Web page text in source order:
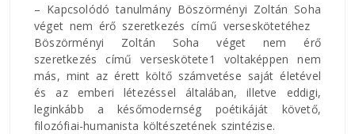
– Kapcsolódó tanulmány Böszörményi Zoltán Soha
véget nem érő szeretkezés című verseskötetéhez
Böszörményi Zoltán Soha véget nem érő
szeretkezés című verseskötete1 voltaképpen nem
más, mint az érett költő számvetése saját életével
és az emberi létezéssel általában, illetve eddigi,
leginkább a későmodernség poétikáját követő,
filozófiai-humanista költészetének szintézise.